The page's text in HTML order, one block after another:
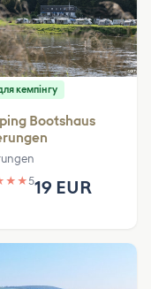
кемпінгу
Bootshaus
★ ★519 EUR